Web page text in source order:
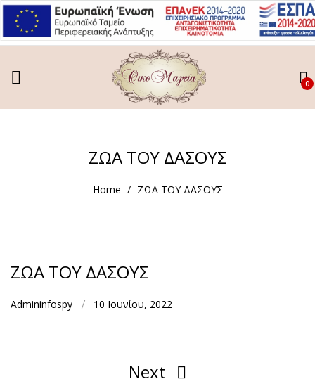
0
ΖΩΑ ΤΟΥ ΔΑΣΟΥΣ
Home ΖΩΑ ΤΟΥ ΔΑΣΟΥΣ
ΖΩΑ ΤΟΥ ΔΑΣΟΥΣ
Admininfospy 10 Ιουνίου, 2022
Next
Next